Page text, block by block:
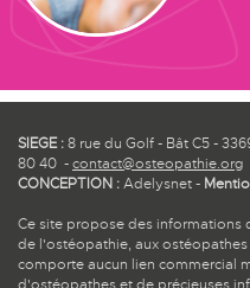
SIEGE :8 rue du Golf - Bât C5 -
80 40 -contact@osteopathie.org
CONCEPTION :Adelysnet-
Ce site propose des informations
de l'ostéopathie, aux
comporte aucun lien commercial